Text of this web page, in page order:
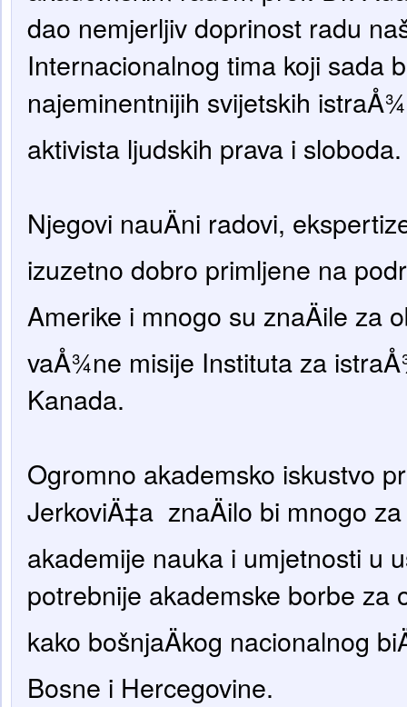
dao nemjerljiv doprinost radu
Internacionalnog tima koji sada
najeminentnijih svijetskih
aktivista ljudskih prava i sloboda.
Njegovi nauÄni radovi,
izuzetno dobro primljene na
Amerike i mnogo su znaÄile za
vaÅ¾ne misije Instituta za
Kanada.
Ogromno akademsko iskustvo
JerkoviÄ‡a znaÄilo bi mnogo za
akademije nauka i umjetnosti u
potrebnije akademske borbe za
kako bošnjaÄkog nacionalnog
Bosne i Hercegovine.